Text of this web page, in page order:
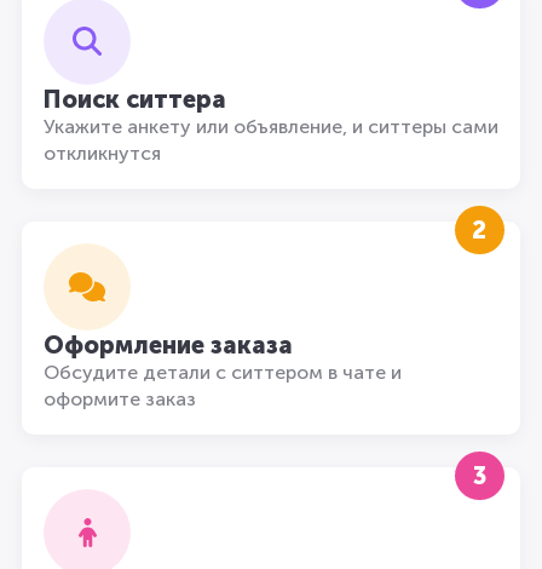
Поиск ситтера
Укажите анкету или объявление, и ситтеры сами
откликнутся
2
Оформление заказа
Обсудите детали с ситтером в чате и
оформите заказ
3